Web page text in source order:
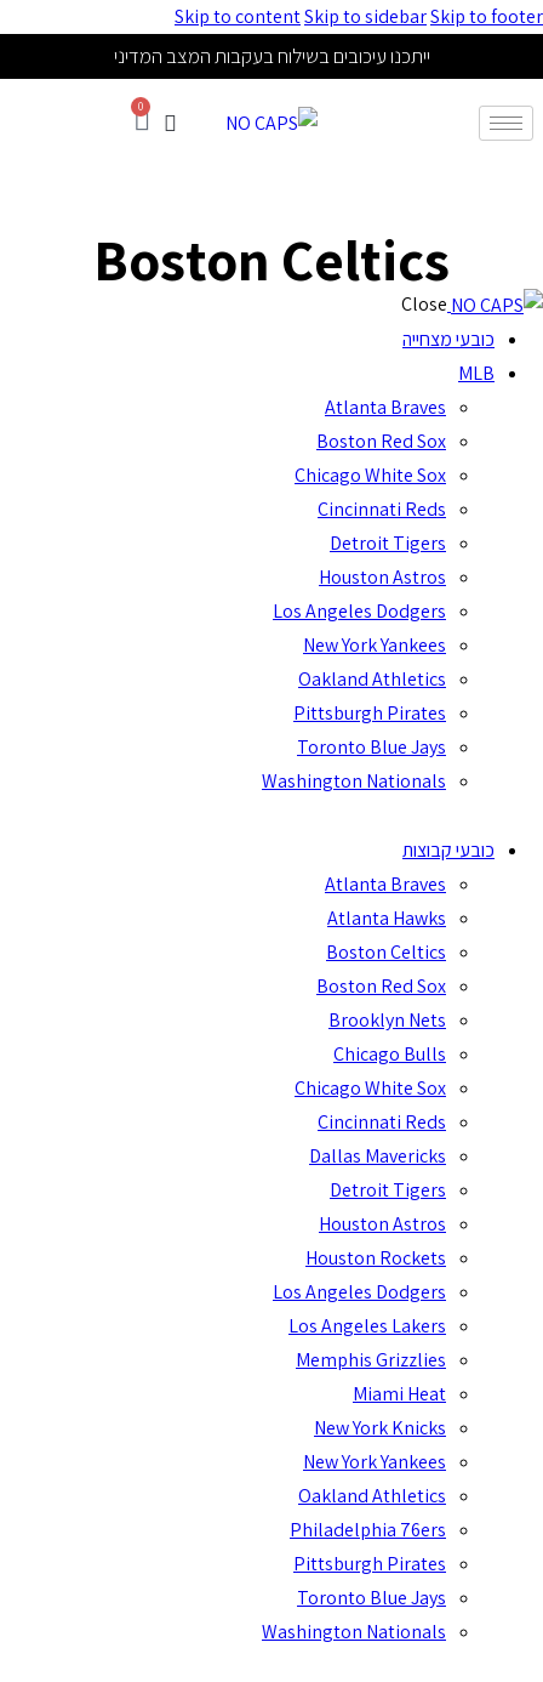
Skip to contentSkip to sidebarSkip to footer
ייתכנו עיכובים בשילוח בעקבות המצב המדיני
0
Boston Celtics
Close
כובעי מצחייה
MLB
Atlanta Braves
Boston Red Sox
Chicago White Sox
Cincinnati Reds
Detroit Tigers
Houston Astros
Los Angeles Dodgers
New York Yankees
Oakland Athletics
Pittsburgh Pirates
Toronto Blue Jays
Washington Nationals
כובעי קבוצות
Atlanta Braves
Atlanta Hawks
Boston Celtics
Boston Red Sox
Brooklyn Nets
Chicago Bulls
Chicago White Sox
Cincinnati Reds
Dallas Mavericks
Detroit Tigers
Houston Astros
Houston Rockets
Los Angeles Dodgers
Los Angeles Lakers
Memphis Grizzlies
Miami Heat
New York Knicks
New York Yankees
Oakland Athletics
Philadelphia 76ers
Pittsburgh Pirates
Toronto Blue Jays
Washington Nationals